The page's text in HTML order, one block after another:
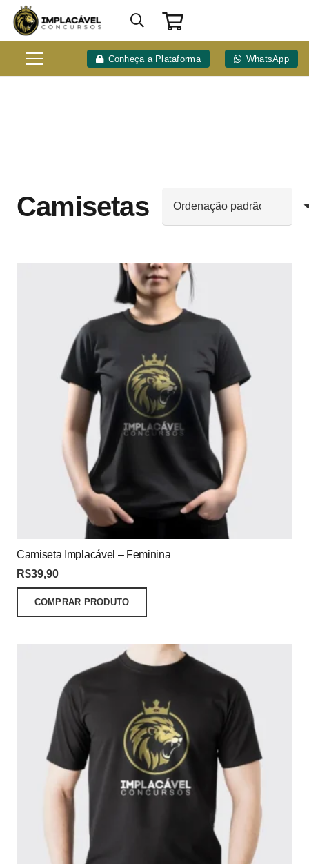
Conheça a Plataforma WhatsApp
Camisetas
Camiseta Implacável – Feminina
R$39,90
COMPRAR PRODUTO